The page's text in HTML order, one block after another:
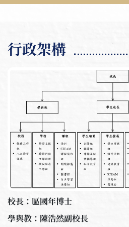
行政架構
校長：區國年博士
學與教：陳浩然副校長